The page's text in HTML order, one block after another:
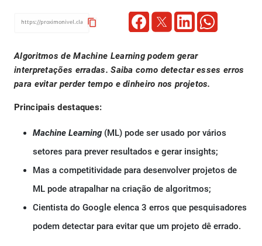
content_copy
Algoritmos de Machine Learning podem gerar
interpretações erradas. Saiba como detectar esses erros
para evitar perder tempo e dinheiro nos projetos.
Principais destaques:
Machine Learning (ML) pode ser usado por vários
setores para prever resultados e gerar insights;
Mas a competitividade para desenvolver projetos de
ML pode atrapalhar na criação de algoritmos;
Cientista do Google elenca 3 erros que pesquisadores
podem detectar para evitar que um projeto dê errado.